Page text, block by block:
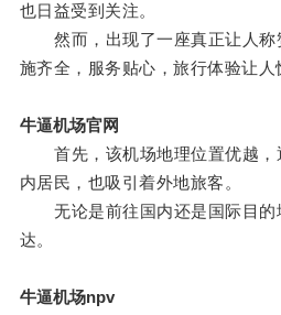
也日益受到关注。
然而，出现了一座真正让人
施齐全，服务贴心，旅行体验让人
牛逼机场官网
首先，该机场地理位置优越，
内居民，也吸引着外地旅客。
无论是前往国内还是国际目的
达。
牛逼机场npv